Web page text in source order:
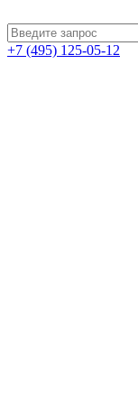
+7 (495) 125-05-12